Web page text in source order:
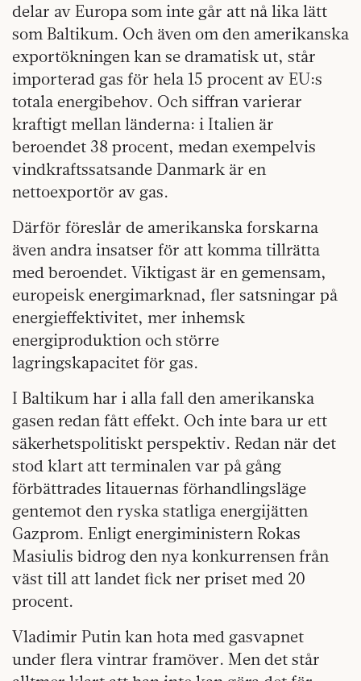
delar av Europa som inte går att nå lika lätt
som Baltikum. Och även om den amerikanska
exportökningen kan se dramatisk ut, står
importerad gas för hela 15 procent av EU:s
totala energibehov. Och siffran varierar
kraftigt mellan länderna: i Italien är
beroendet 38 procent, medan exempelvis
vindkraftssatsande Danmark är en
nettoexportör av gas.
Därför föreslår de amerikanska forskarna
även andra insatser för att komma tillrätta
med beroendet. Viktigast är en gemensam,
europeisk energimarknad, fler satsningar på
energieffektivitet, mer inhemsk
energiproduktion och större
lagringskapacitet för gas.
I Baltikum har i alla fall den amerikanska
gasen redan fått effekt. Och inte bara ur ett
säkerhetspolitiskt perspektiv. Redan när det
stod klart att terminalen var på gång
förbättrades litauernas förhandlingsläge
gentemot den ryska statliga energijätten
Gazprom. Enligt energiministern Rokas
Masiulis bidrog den nya konkurrensen från
väst till att landet fick ner priset med 20
procent.
Vladimir Putin kan hota med gasvapnet
under flera vintrar framöver. Men det står